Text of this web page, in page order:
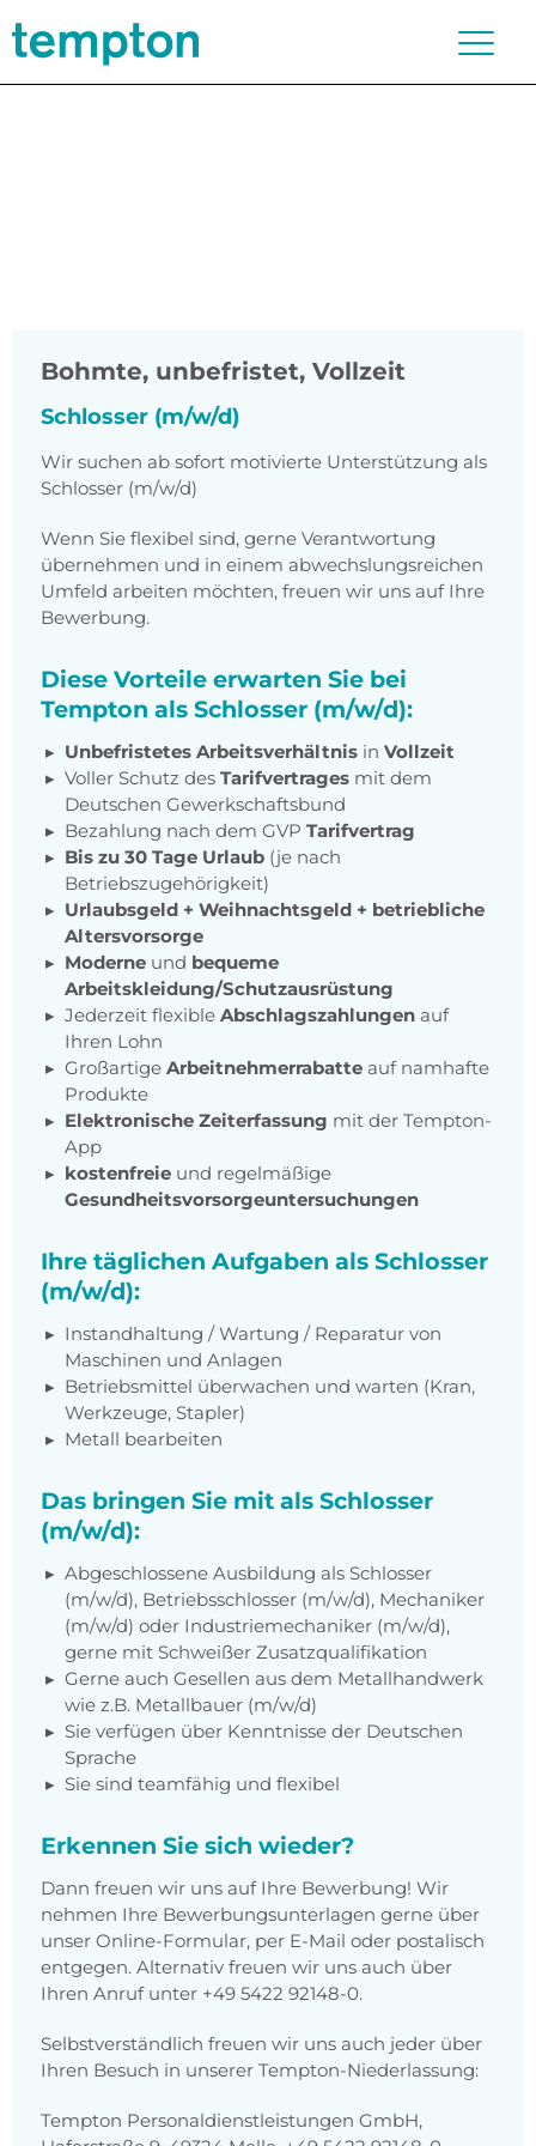
Bohmte, unbefristet, Vollzeit
Schlosser (m/w/d)
Wir suchen ab sofort motivierte Unterstützung als
Schlosser (m/w/d)
Wenn Sie flexibel sind, gerne Verantwortung
übernehmen und in einem abwechslungsreichen
Umfeld arbeiten möchten, freuen wir uns auf Ihre
Bewerbung.
Diese Vorteile erwarten Sie bei
Tempton als Schlosser (m/w/d):
Unbefristetes Arbeitsverhältnis in Vollzeit
Voller Schutz des Tarifvertrages mit dem
Deutschen Gewerkschaftsbund
Bezahlung nach dem GVP Tarifvertrag
Bis zu 30 Tage Urlaub (je nach
Betriebszugehörigkeit)
Urlaubsgeld + Weihnachtsgeld + betriebliche
Altersvorsorge
Moderne und bequeme
Arbeitskleidung/Schutzausrüstung
Jederzeit flexible Abschlagszahlungen auf
Ihren Lohn
Großartige Arbeitnehmerrabatte auf namhafte
Produkte
Elektronische Zeiterfassung mit der Tempton-
App
kostenfreie und regelmäßige
Gesundheitsvorsorgeuntersuchungen
Ihre täglichen Aufgaben als Schlosser
(m/w/d):
Instandhaltung / Wartung / Reparatur von
Maschinen und Anlagen
Betriebsmittel überwachen und warten (Kran,
Werkzeuge, Stapler)
Metall bearbeiten
Das bringen Sie mit als Schlosser
(m/w/d):
Abgeschlossene Ausbildung als Schlosser
(m/w/d), Betriebsschlosser (m/w/d), Mechaniker
(m/w/d) oder Industriemechaniker (m/w/d),
gerne mit Schweißer Zusatzqualifikation
Gerne auch Gesellen aus dem Metallhandwerk
wie z.B. Metallbauer (m/w/d)
Sie verfügen über Kenntnisse der Deutschen
Sprache
Sie sind teamfähig und flexibel
Erkennen Sie sich wieder?
Dann freuen wir uns auf Ihre Bewerbung! Wir
nehmen Ihre Bewerbungsunterlagen gerne über
unser Online-Formular, per E-Mail oder postalisch
entgegen. Alternativ freuen wir uns auch über
Ihren Anruf unter +49 5422 92148-0.
Selbstverständlich freuen wir uns auch jeder über
Ihren Besuch in unserer Tempton-Niederlassung:
Tempton Personaldienstleistungen GmbH,